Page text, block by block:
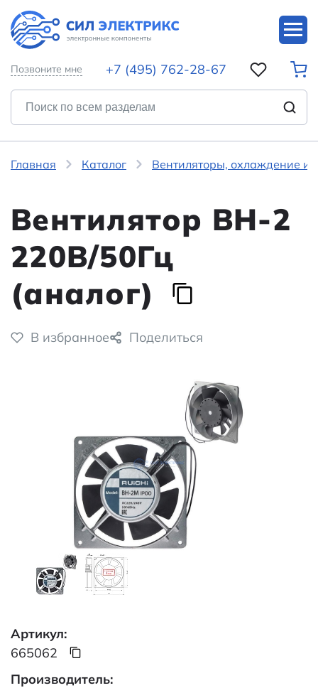
Позвоните мне +7 (495) 762-28-67
Главная Каталог Вентиляторы, охлаждение и
Вентилятор ВН-2
220В/50Гц
(аналог)
В избранное Поделиться
Артикул:
665062
Производитель: